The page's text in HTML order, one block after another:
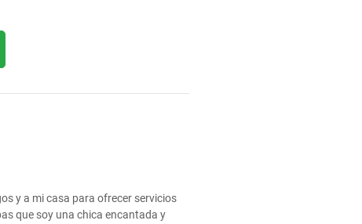
y a mi casa para ofrecer servicios
que soy una chica encantada y